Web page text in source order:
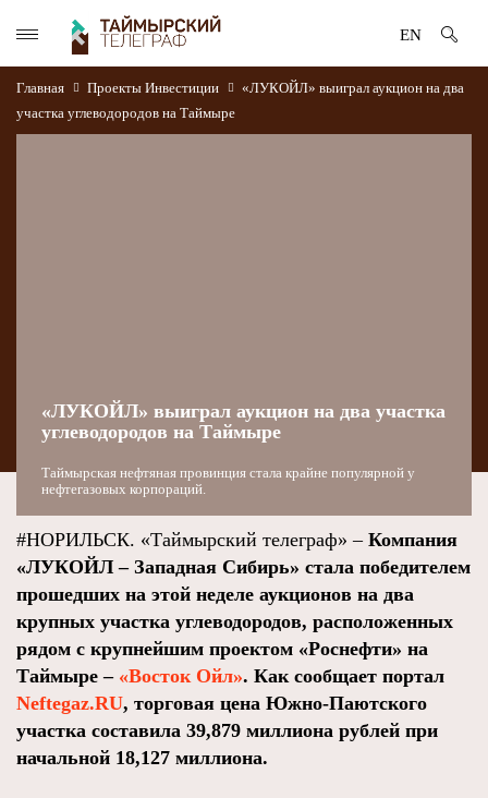
EN
Главная Проекты Инвестиции
«ЛУКОЙЛ» выиграл аукцион на два
участка углеводородов на Таймыре
«ЛУКОЙЛ» выиграл аукцион на два участка
углеводородов на Таймыре
Таймырская нефтяная провинция стала крайне популярной у
нефтегазовых корпораций.
#НОРИЛЬСК. «Таймырский телеграф» – Компания
«ЛУКОЙЛ – Западная Сибирь» стала победителем
прошедших на этой неделе аукционов на два
крупных участка углеводородов, расположенных
рядом с крупнейшим проектом «Роснефти» на
Таймыре – «Восток Ойл». Как сообщает портал
Neftegaz.RU, торговая цена Южно-Паютского
участка составила 39,879 миллиона рублей при
начальной 18,127 миллиона.